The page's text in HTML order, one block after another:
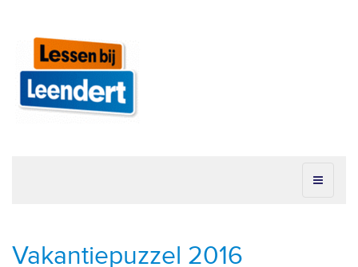
Vakantiepuzzel 2016